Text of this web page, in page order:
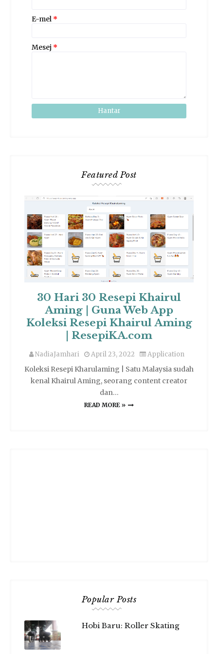
E-mel *
Mesej *
Featured Post
30 Hari 30 Resepi Khairul
Aming | Guna Web App
Koleksi Resepi Khairul Aming
| ResepiKA.com
NadiaJamhari April 23, 2022 Application
Koleksi Resepi Kharulaming | Satu Malaysia sudah
kenal Khairul Aming, seorang content creator
dan…
READ MORE »
Popular Posts
Hobi Baru: Roller Skating